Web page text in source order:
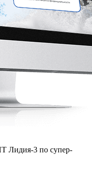
Лидия-3 по супер-